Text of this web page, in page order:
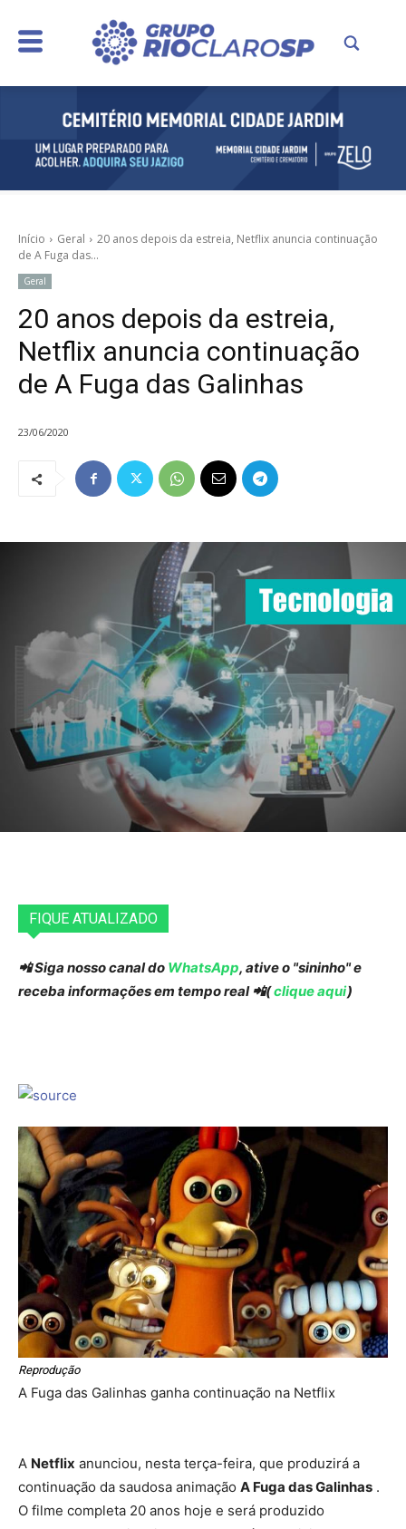
Início Geral
20 anos depois da estreia, Netflix anuncia continuação
de A Fuga das...
Geral
20 anos depois da estreia,
Netflix anuncia continuação
de A Fuga das Galinhas
23/06/2020
FIQUE ATUALIZADO
📲 Siga nosso canal do WhatsApp, ative o "sininho" e
receba informações em tempo real 📲(clique aqui)
Reprodução
A Fuga das Galinhas ganha continuação na Netflix
A Netflix anunciou, nesta terça-feira, que produzirá a
continuação da saudosa animação A Fuga das Galinhas .
O filme completa 20 anos hoje e será produzido